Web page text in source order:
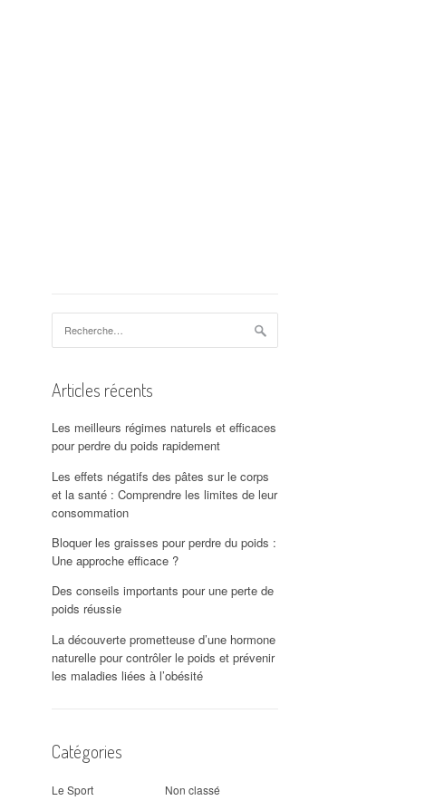
Articles récents
Les meilleurs régimes naturels et efficaces
pour perdre du poids rapidement
Les effets négatifs des pâtes sur le corps
et la santé : Comprendre les limites de leur
consommation
Bloquer les graisses pour perdre du poids :
Une approche efficace ?
Des conseils importants pour une perte de
poids réussie
La découverte prometteuse d’une hormone
naturelle pour contrôler le poids et prévenir
les maladies liées à l’obésité
Catégories
Le Sport
Non classé